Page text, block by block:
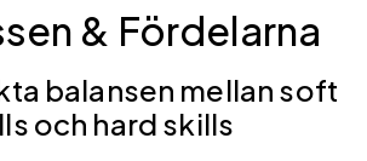
& Fördelarna
balansen mellan soft
och hard skills